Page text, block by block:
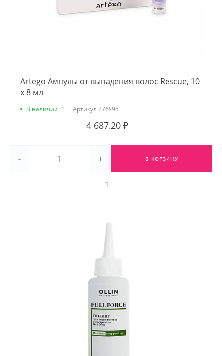
Artego Ампулы от выпадения волос Rescue, 10
х 8 мл
В наличии 1 Артикул 276995
4 687.20 ₽
- + В КОРЗИНУ